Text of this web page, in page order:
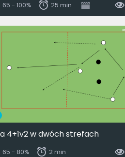
65 - 100% 25 min
4+1v2 w dwóch strefach
65 - 80% 2 min